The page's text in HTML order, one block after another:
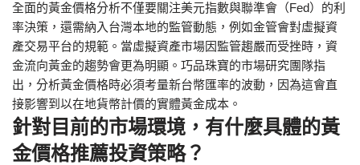
全面的黃金價格分析不僅要關注美元指數與聯準會（Fed）的利
率決策，還需納入台灣本地的監管動態，例如金管會對虛擬資
產交易平台的規範。當虛擬資產市場因監管趨嚴而受挫時，資
金流向黃金的趨勢會更為明顯。巧品珠寶的市場研究團隊指
出，分析黃金價格時必須考量新台幣匯率的波動，因為這會直
接影響到以在地貨幣計價的實體黃金成本。
針對目前的市場環境，有什麼具體的黃
金價格推薦投資策略？